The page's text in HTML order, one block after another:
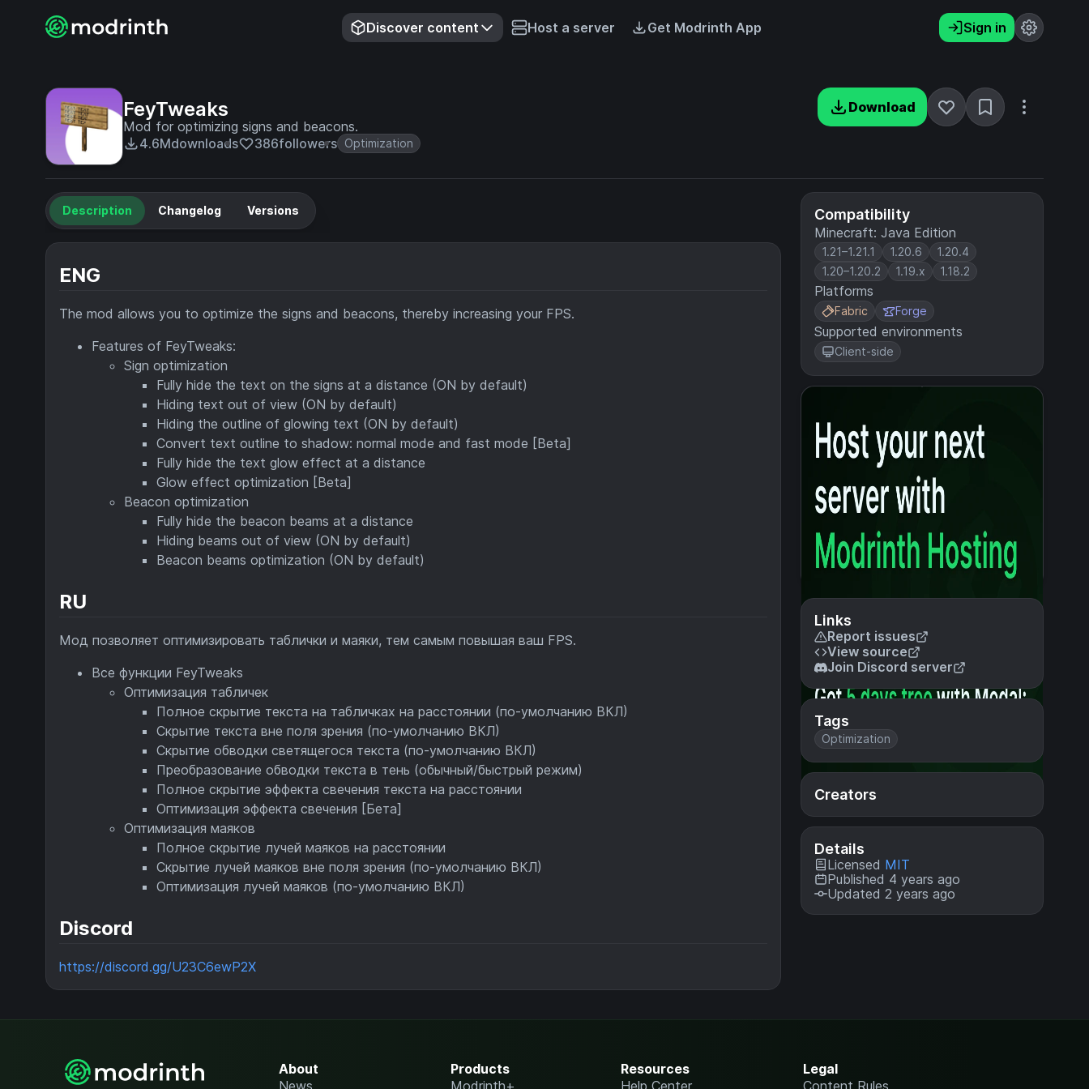
Discover content Host a server Get Modrinth App Sign in
FeyTweaks
Mod for optimizing signs and beacons.
4.6Mdownloads 386followers Optimization
Download
Compatibility
Minecraft: Java Edition
1.21–1.21.1 1.20.6
1.20.4
1.20–1.20.2
1.19.x 1.18.2
Platforms
Fabric Forge
Supported environments
Client-side
Links
Report issues
View source
Join Discord server
Tags
Optimization
Creators
Details
Licensed MIT
Published 4 years ago
Updated 2 years ago
Description Changelog Versions
ENG
The mod allows you to optimize the signs and beacons, thereby increasing your FPS.
Features of FeyTweaks:
Sign optimization
Fully hide the text on the signs at a distance (ON by default)
Hiding text out of view (ON by default)
Hiding the outline of glowing text (ON by default)
Convert text outline to shadow: normal mode and fast mode [Beta]
Fully hide the text glow effect at a distance
Glow effect optimization [Beta]
Beacon optimization
Fully hide the beacon beams at a distance
Hiding beams out of view (ON by default)
Beacon beams optimization (ON by default)
RU
Мод позволяет оптимизировать таблички и маяки, тем самым повышая ваш FPS.
Все функции FeyTweaks
Оптимизация табличек
Полное скрытие текста на табличках на расстоянии (по-умолчанию ВКЛ)
Скрытие текста вне поля зрения (по-умолчанию ВКЛ)
Скрытие обводки светящегося текста (по-умолчанию ВКЛ)
Преобразование обводки текста в тень (обычный/быстрый режим)
Полное скрытие эффекта свечения текста на расстоянии
Оптимизация эффекта свечения [Бета]
Оптимизация маяков
Полное скрытие лучей маяков на расстоянии
Скрытие лучей маяков вне поля зрения (по-умолчанию ВКЛ)
Оптимизация лучей маяков (по-умолчанию ВКЛ)
Discord
https://discord.gg/U23C6ewP2X
About
News
Products
Modrinth+
Resources
Help Center
Legal
Content Rules